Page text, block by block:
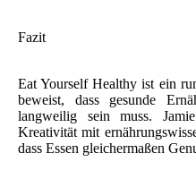
Fazit
Eat Yourself Healthy ist ein
beweist, dass gesunde
langweilig sein muss.
Kreativität mit
dass Essen gleichermaßen